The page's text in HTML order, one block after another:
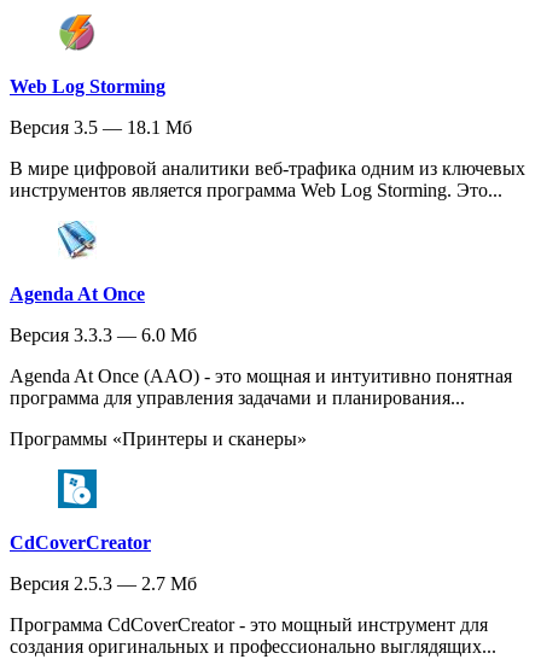
Web Log Storming
Версия 3.5 — 18.1 Мб
В мире цифровой аналитики веб-трафика одним из ключевых
инструментов является программа Web Log Storming. Это...
Agenda At Once
Версия 3.3.3 — 6.0 Мб
Agenda At Once (AAO) - это мощная и интуитивно понятная
программа для управления задачами и планирования...
Программы «Принтеры и сканеры»
CdCoverCreator
Версия 2.5.3 — 2.7 Мб
Программа CdCoverCreator - это мощный инструмент для
создания оригинальных и профессионально выглядящих...